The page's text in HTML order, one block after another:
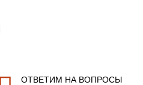
ОТВЕТИМ НА ВОПРОСЫ